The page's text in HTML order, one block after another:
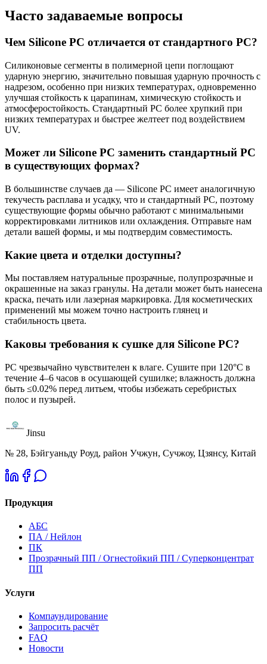
Часто задаваемые вопросы
Чем Silicone PC отличается от стандартного PC?
Силиконовые сегменты в полимерной цепи поглощают
ударную энергию, значительно повышая ударную прочность с
надрезом, особенно при низких температурах, одновременно
улучшая стойкость к царапинам, химическую стойкость и
атмосферостойкость. Стандартный PC более хрупкий при
низких температурах и быстрее желтеет под воздействием
UV.
Может ли Silicone PC заменить стандартный PC
в существующих формах?
В большинстве случаев да — Silicone PC имеет аналогичную
текучесть расплава и усадку, что и стандартный PC, поэтому
существующие формы обычно работают с минимальными
корректировками литников или охлаждения. Отправьте нам
детали вашей формы, и мы подтвердим совместимость.
Какие цвета и отделки доступны?
Мы поставляем натуральные прозрачные, полупрозрачные и
окрашенные на заказ гранулы. На детали может быть нанесена
краска, печать или лазерная маркировка. Для косметических
применений мы можем точно настроить глянец и
стабильность цвета.
Каковы требования к сушке для Silicone PC?
PC чрезвычайно чувствителен к влаге. Сушите при 120°C в
течение 4–6 часов в осушающей сушилке; влажность должна
быть ≤0.02% перед литьем, чтобы избежать серебристых
полос и пузырей.
Jinsu
№ 28, Бэйгуаньду Роуд, район Учжун, Сучжоу, Цзянсу, Китай
Продукция
АБС
ПА / Нейлон
ПК
Прозрачный ПП / Огнестойкий ПП / Суперконцентрат
ПП
Услуги
Компаундирование
Запросить расчёт
FAQ
Новости